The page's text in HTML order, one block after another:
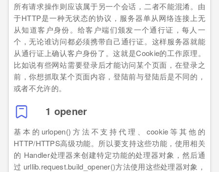
所有请求操作则应该属于另一个会话，二者不能混淆。由
于HTTP是一种无状态的协议，服务器单从网络连接上无
从知道客户身份。给客户端们颁发一个通行证，每人一
个，无论谁访问都必须携带自己通行证。这样服务器就能
从通行证上确认客户身份了。这就是Cookie的工作原理。
比如说有些网站需要登录后才能访问某个页面，在登录之
前，你想抓取某个页面内容，登陆前与登陆后是不同的，
或者不允许的。
1 opener
基本的urlopen()方法不支持代理、cookie等其他的
HTTP/HTTPS高级功能。所以要支持这些功能，使用相关
的 Handler处理器来创建特定功能的处理器对象，然后通
过 urllib.request.build_opener()方法使用这些处理器对象，